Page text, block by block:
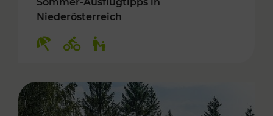
Niederösterreich